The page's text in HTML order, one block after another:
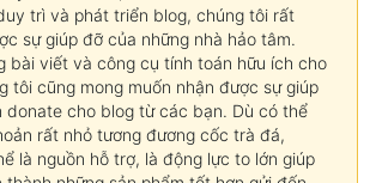
trì và phát triển blog, chúng tôi rất
sự giúp đỡ của những nhà hảo tâm.
bài viết và công cụ tính toán hữu ích cho
tôi cũng mong muốn nhận được sự giúp
donate cho blog từ các bạn. Dù có thể
rất nhỏ tương đương cốc trà đá,
là nguồn hỗ trợ, là động lực to lớn giúp